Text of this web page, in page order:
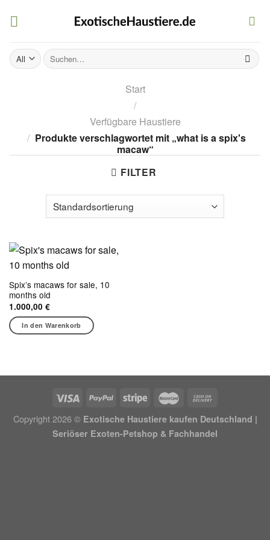
Suchen
nach:
Start
/
Verfügbare Haustiere
/ Produkte verschlagwortet mit „what is a spix's
macaw“
FILTER
Spix’s macaws for sale, 10
months old
1.000,00 €
In den Warenkorb
Copyright 2026 © Exotische Haustiere kaufen Deutschland |
Seriöser Exoten-Petshop & Fachhandel